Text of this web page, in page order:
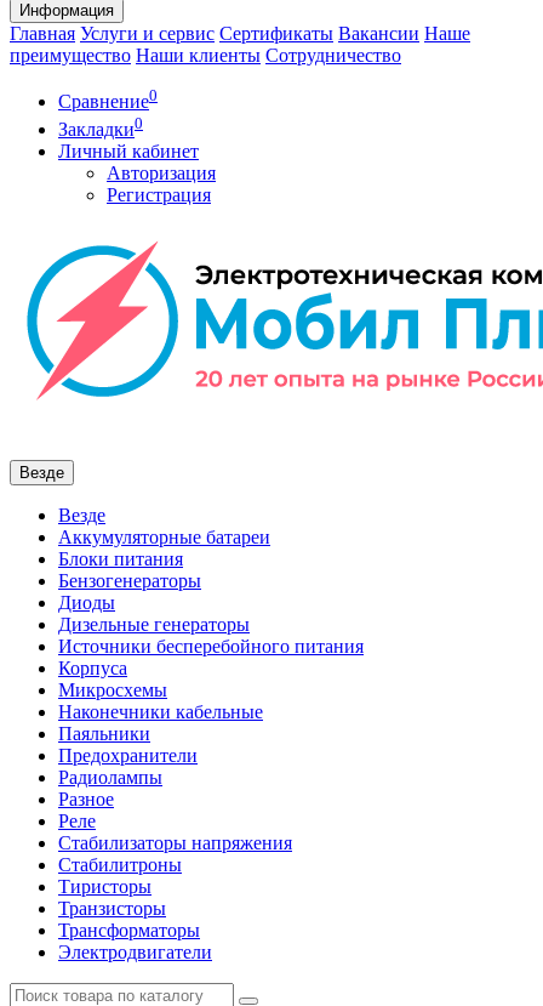
Информация
Главная Услуги и сервис Сертификаты Вакансии Наше
преимущество Наши клиенты Сотрудничество
Сравнение0
Закладки0
Личный кабинет
Авторизация
Регистрация
Везде
Везде
Аккумуляторные батареи
Блоки питания
Бензогенераторы
Диоды
Дизельные генераторы
Источники бесперебойного питания
Корпуса
Микросхемы
Наконечники кабельные
Паяльники
Предохранители
Радиолампы
Разное
Реле
Стабилизаторы напряжения
Стабилитроны
Тиристоры
Транзисторы
Трансформаторы
Электродвигатели